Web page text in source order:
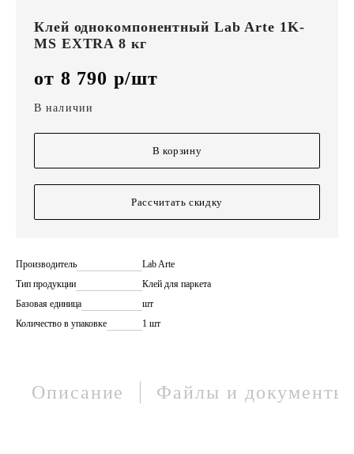
Клей однокомпонентный Lab Arte 1K-
MS EXTRA 8 кг
от 8 790 р/шт
В наличии
В корзину
Рассчитать скидку
Производитель
Lab Arte
Тип продукции
Клей для паркета
Базовая единица
шт
Количество в упаковке
1 шт
Описание Файлы и документы